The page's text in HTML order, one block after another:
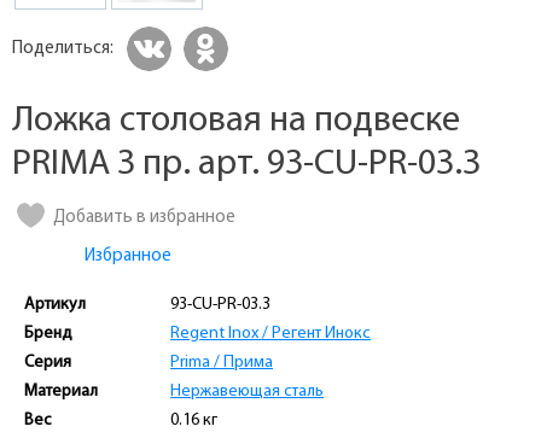
Поделиться:
Ложка столовая на подвеске
PRIMA 3 пр. арт. 93-CU-PR-03.3
Добавить в избранное
Избранное
Артикул
93-CU-PR-03.3
Бренд
Regent Inox / Регент Инокс
Серия
Prima / Прима
Материал
Нержавеющая сталь
Вес
0.16 кг